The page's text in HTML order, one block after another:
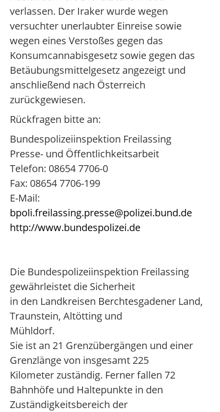
verlassen. Der Iraker wurde wegen
versuchter unerlaubter Einreise sowie
wegen eines Verstoßes gegen das
Konsumcannabisgesetz sowie gegen das
Betäubungsmittelgesetz angezeigt und
anschließend nach Österreich
zurückgewiesen.
Rückfragen bitte an:
Bundespolizeiinspektion Freilassing
Presse- und Öffentlichkeitsarbeit
Telefon: 08654 7706-0
Fax: 08654 7706-199
E-Mail:
bpoli.freilassing.presse@polizei.bund.de
http://www.bundespolizei.de
Die Bundespolizeiinspektion Freilassing
gewährleistet die Sicherheit
in den Landkreisen Berchtesgadener Land,
Traunstein, Altötting und
Mühldorf.
Sie ist an 21 Grenzübergängen und einer
Grenzlänge von insgesamt 225
Kilometer zuständig. Ferner fallen 72
Bahnhöfe und Haltepunkte in den
Zuständigkeitsbereich der